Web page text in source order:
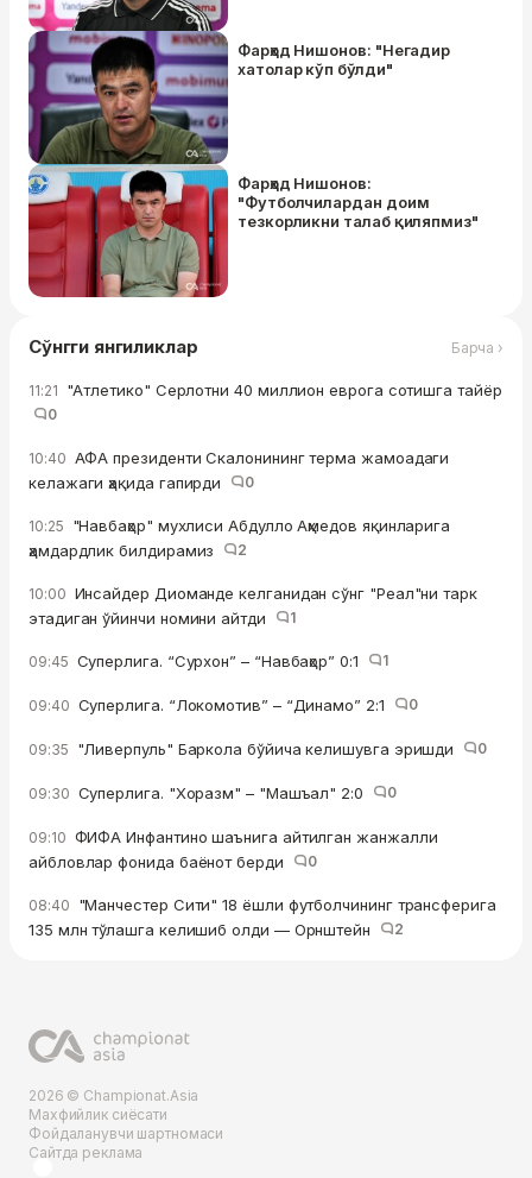
Фарҳод Нишонов: "Негадир
хатолар кўп бўлди"
Фарҳод Нишонов:
"Футболчилардан доим
тезкорликни талаб қиляпмиз"
Сўнгги янгиликлар Барча ›
11:21 "Атлетико" Серлотни 40 миллион еврога сотишга тайёр
0
10:40 АФА президенти Скалонининг терма жамоадаги
келажаги ҳақида гапирди
0
10:25 "Навбаҳор" мухлиси Абдулло Аҳмедов яқинларига
ҳамдардлик билдирамиз
2
10:00 Инсайдер Диоманде келганидан сўнг "Реал"ни тарк
этадиган ўйинчи номини айтди
1
09:45 Суперлига. “Сурхон” – “Навбаҳор” 0:1 1
09:40 Суперлига. “Локомотив” – “Динамо” 2:1 0
09:35 "Ливерпуль" Баркола бўйича келишувга эришди 0
09:30 Суперлига. "Хоразм" – "Машъал" 2:0 0
09:10 ФИФА Инфантино шаънига айтилган жанжалли
айбловлар фонида баёнот берди
0
08:40 "Манчестер Сити" 18 ёшли футболчининг трансферига
135 млн тўлашга келишиб олди — Орнштейн
2
2026 © Championat.Asia
Махфийлик сиёсати
Фойдаланувчи шартномаси
Сайтда реклама